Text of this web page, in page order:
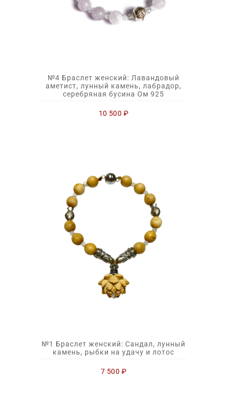
№4 Браслет женский: Лавандовый
аметист, лунный камень, лабрадор,
серебряная бусина Ом 925
10 500 ₽
№1 Браслет женский: Сандал, лунный
камень, рыбки на удачу и лотос
7 500 ₽